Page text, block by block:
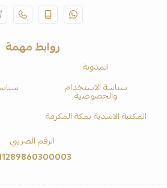
روابط مهمة
المدونة
سياسة الاستخدام
والخصوصية
المكتبة الاسدية بمكة المكرمة
الرقم الضريبي